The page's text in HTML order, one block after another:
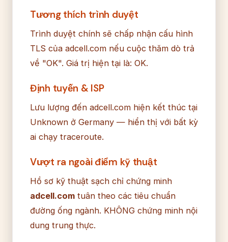
Tương thích trình duyệt
Trình duyệt chính sẽ chấp nhận cấu hình
TLS của adcell.com nếu cuộc thăm dò trả
về "OK". Giá trị hiện tại là: OK.
Định tuyến & ISP
Lưu lượng đến adcell.com hiện kết thúc tại
Unknown ở Germany — hiển thị với bất kỳ
ai chạy traceroute.
Vượt ra ngoài điểm kỹ thuật
Hồ sơ kỹ thuật sạch chỉ chứng minh
adcell.com tuân theo các tiêu chuẩn
đường ống ngành. KHÔNG chứng minh nội
dung trung thực.